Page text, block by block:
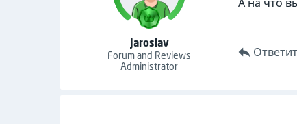
Jaroslav
Forum and Reviews
Administrator